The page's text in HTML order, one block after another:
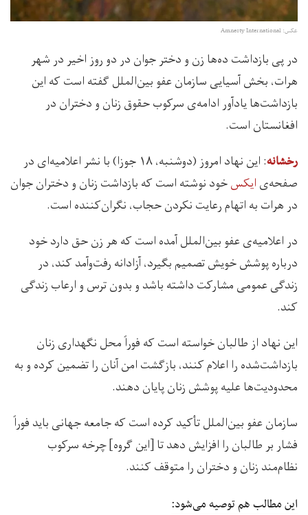
عکس: Amnesty International
در پی بازداشت ده‌ها زن و دختر جوان در دو روز اخیر در شهر
هرات، بخش آسیایی سازمان عفو بین‌الملل گفته است که این
بازداشت‌‌ها یادآور ادامه‌ی سرکوب حقوق زنان و دختران در
افغانستان است.
رخشانه
: اين نهاد امروز (دوشنبه، ۱۸ جوزا) با نشر اعلامیه‌ای در
صفحه‌یایکسخود نوشته است که بازداشت زنان و دختران جوان
در هرات به اتهام رعایت نکردن حجاب، نگران‌کننده است.
در اعلامیه‌ی عفو بین‌الملل آمده است که هر زن حق دارد خود
درباره پوشش خویش تصمیم بگیرد، آزادانه رفت‌وآمد کند، در
زندگی عمومی مشارکت داشته باشد و بدون ترس و ارعاب زندگی
کند.
این نهاد از طالبان خواسته است که فوراً محل نگهداری زنان
بازداشت‌شده را اعلام کنند، بازگشت امن آنان را تضمین کرده و به
محدودیت‌ها علیه پوشش زنان پایان دهند.
سازمان عفو بین‌الملل تأکید کرده است که جامعه جهانی باید فوراً
فشار بر طالبان را افزایش دهد تا [این گروه] چرخه سرکوب
نظام‌مند زنان و دختران را متوقف کنند.
این مطالب هم توصیه می‌شود: